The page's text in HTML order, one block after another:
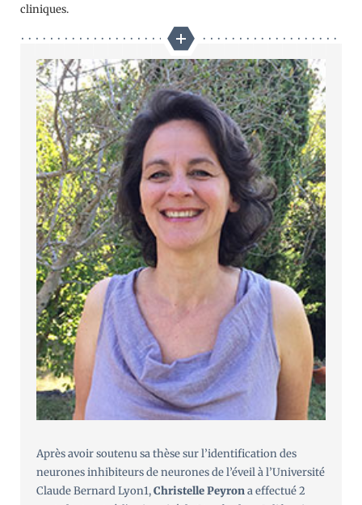
cliniques.
Après avoir soutenu sa thèse sur l’identification des
neurones inhibiteurs de neurones de l’éveil à l’Université
Claude Bernard Lyon1,Christelle Peyrona effectué 2